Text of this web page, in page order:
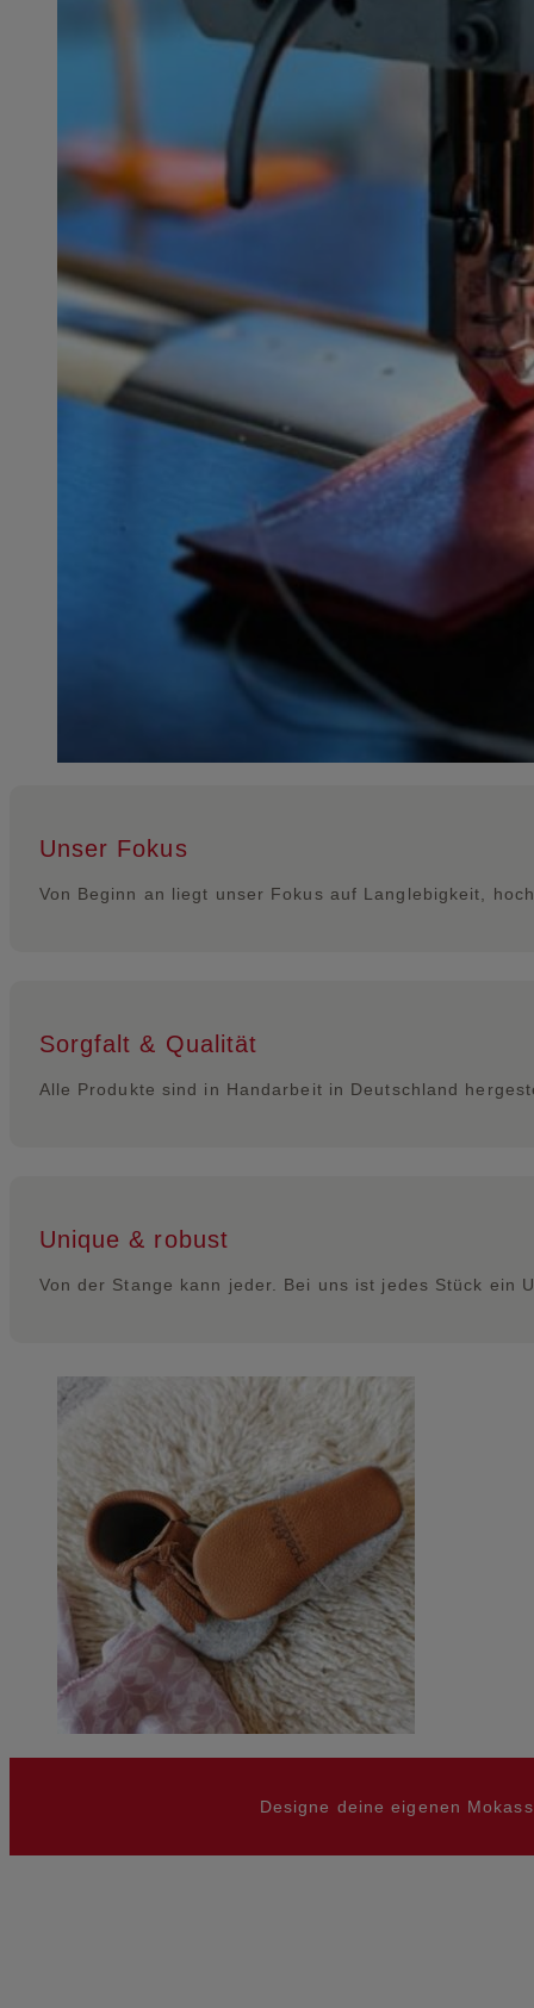
Unser Fokus
Von Beginn an liegt unser Fokus auf Langlebigkeit,
Sorgfalt & Qualität
Alle Produkte sind in Handarbeit in Deutschland
Unique & robust
Von der Stange kann jeder. Bei uns ist jedes Stück ein
Designe deine eigenen